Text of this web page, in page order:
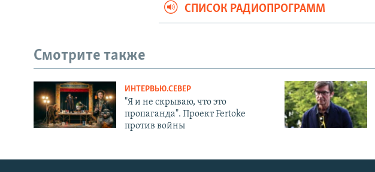
СПИСОК РАДИОПРОГРАММ
Смотрите также
ИНТЕРВЬЮ.СЕВЕР
"Я и не скрываю, что это
пропаганда". Проект Fertoke
против войны